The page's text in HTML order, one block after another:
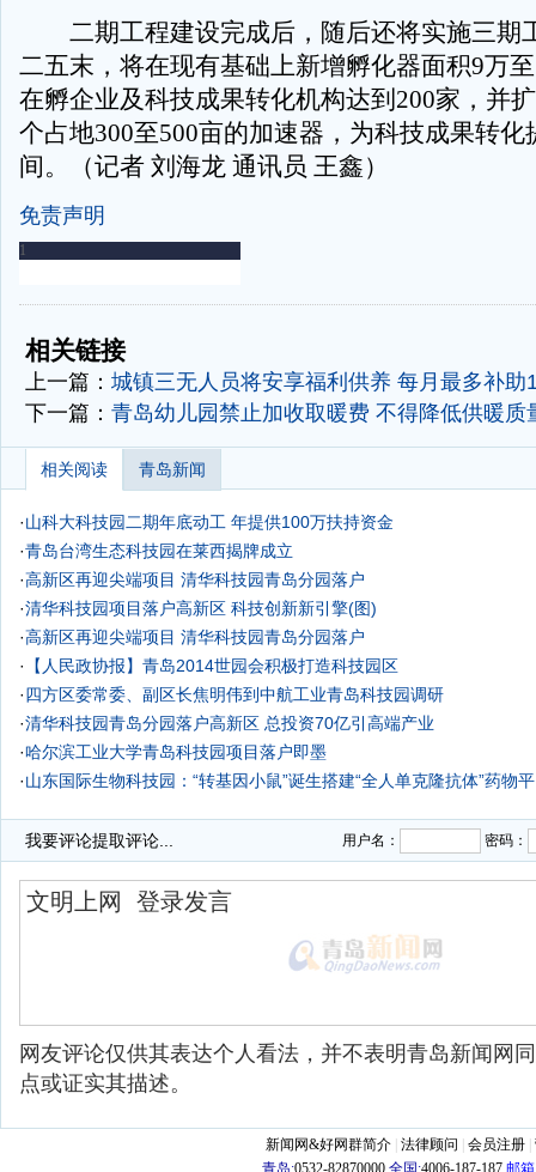
二期工程建设完成后，随后还将实施三期
二五末，将在现有基础上新增孵化器面积9万
在孵企业及科技成果转化机构达到200家，并
个占地300至500亩的加速器，为科技成果转化
间。（记者 刘海龙 通讯员 王鑫）
免责声明
-
相关链接
上一篇： 城镇三无人员将安享福利供养 每月最多补助
下一篇： 青岛幼儿园禁止加收取暖费 不得降低供暖质
相关阅读 青岛新闻
·山科大科技园二期年底动工 年提供100万扶持资金
·青岛台湾生态科技园在莱西揭牌成立
·高新区再迎尖端项目 清华科技园青岛分园落户
·清华科技园项目落户高新区 科技创新新引擎(图)
·高新区再迎尖端项目 清华科技园青岛分园落户
·
【人民政协报】青岛2014世园会积极打造科技园区
·四方区委常委、副区长焦明伟到中航工业青岛科技园调研
·清华科技园青岛分园落户高新区 总投资70亿引高端产业
·哈尔滨工业大学青岛科技园项目落户即墨
·山东国际生物科技园：“转基因小鼠”诞生搭建“全人单克隆抗体”药物
我要评论提取评论... 用户名： 密码：
网友评论仅供其表达个人看法，并不表明青岛新闻网
点或证实其描述。